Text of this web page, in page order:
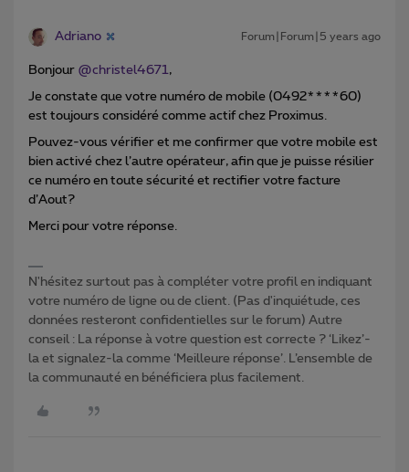
Adriano Forum|Forum|5 years ago
Bonjour @christel4671 ,
Je constate que votre numéro de mobile (0492****60)
est toujours considéré comme actif chez Proximus.
Pouvez-vous vérifier et me confirmer que votre mobile est
bien activé chez l’autre opérateur, afin que je puisse résilier
ce numéro en toute sécurité et rectifier votre facture
d’Aout?
Merci pour votre réponse.
N'hésitez surtout pas à compléter votre profil en indiquant
votre numéro de ligne ou de client. (Pas d'inquiétude, ces
données resteront confidentielles sur le forum) Autre
conseil : La réponse à votre question est correcte ? ‘Likez’-
la et signalez-la comme ‘Meilleure réponse’. L’ensemble de
la communauté en bénéficiera plus facilement.